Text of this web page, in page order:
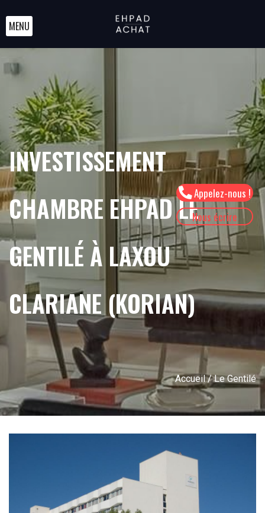
Appelez-nous !
Nous écrire
MENU
INVESTISSEMENT
CHAMBRE EHPAD LE
GENTILÉ À LAXOU
CLARIANE (KORIAN)
Accueil/ Le Gentilé